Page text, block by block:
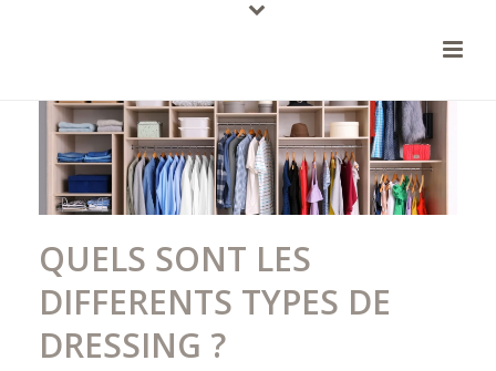
QUELS SONT LES
DIFFERENTS TYPES DE
DRESSING ?